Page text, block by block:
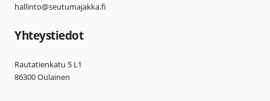
hallinto@seutumajakka.fi
Yhteystiedot
Rautatienkatu 5 L1
86300 Oulainen